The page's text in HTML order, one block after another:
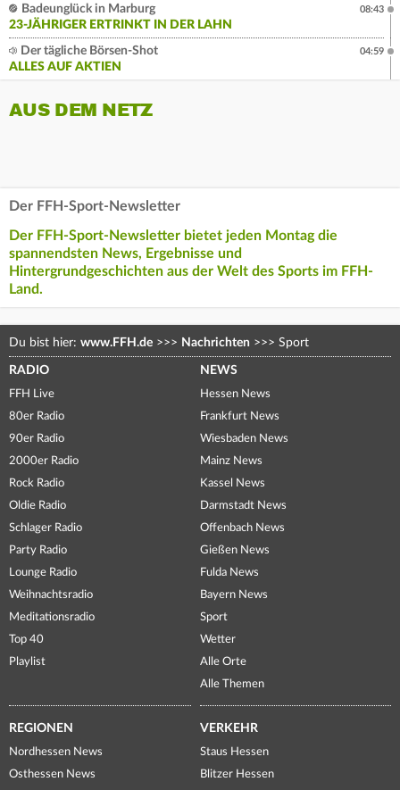
Badeunglück in Marburg
23-JÄHRIGER ERTRINKT IN DER LAHN
08:43
Der tägliche Börsen-Shot
ALLES AUF AKTIEN
04:59
AUS DEM NETZ
Der FFH-Sport-Newsletter
Der FFH-Sport-Newsletter bietet jeden Montag die
spannendsten News, Ergebnisse und
Hintergrundgeschichten aus der Welt des Sports im FFH-
Land.
Du bist hier: www.FFH.de >>> Nachrichten >>> Sport
RADIO
FFH Live
80er Radio
90er Radio
2000er Radio
Rock Radio
Oldie Radio
Schlager Radio
Party Radio
Lounge Radio
Weihnachtsradio
Meditationsradio
Top 40
Playlist
NEWS
Hessen News
Frankfurt News
Wiesbaden News
Mainz News
Kassel News
Darmstadt News
Offenbach News
Gießen News
Fulda News
Bayern News
Sport
Wetter
Alle Orte
Alle Themen
REGIONEN
Nordhessen News
Osthessen News
VERKEHR
Staus Hessen
Blitzer Hessen